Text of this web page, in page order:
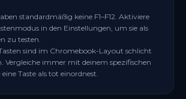
standardmäßig keine F1–F12. Aktiviere
in den Einstellungen, um sie als
zu testen.
sind im Chromebook-Layout schlicht
Vergleiche immer mit deinem spezifischen
Taste als tot einordnest.